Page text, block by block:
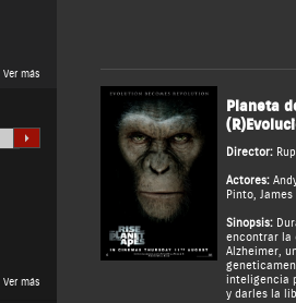
Ver más
Ver más
Planeta
Director:
Actores:
Pinto, James
Sinopsis:
encontrar la
Alzheimer,
inteligencia
y darles la